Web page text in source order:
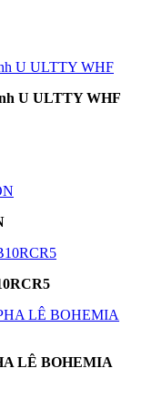
U ULTTY WHF
LÊ BOHEMIA